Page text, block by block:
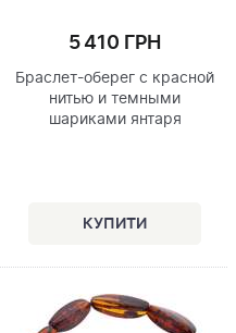
5 410 ГРН
Браслет-оберег с красной
нитью и темными
шариками янтаря